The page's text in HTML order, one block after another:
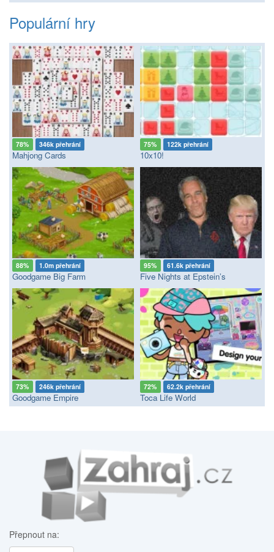
Populární hry
78% 346k přehrání
Mahjong Cards
75% 122k přehrání
10x10!
88% 1.0m přehrání
Goodgame Big Farm
95% 61.6k přehrání
Five Nights at Epstein’s
73% 246k přehrání
Goodgame Empire
72% 62.2k přehrání
Toca Life World
Přepnout na: